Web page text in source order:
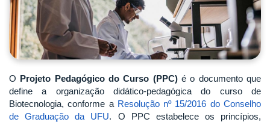
O Projeto Pedagógico do Curso (PPC)é o documento que
define a organização didático-pedagógica do curso de
Biotecnologia, conforme a Resolução nº 15/2016 do Conselho
de Graduação da UFU. O PPC estabelece os princípios,